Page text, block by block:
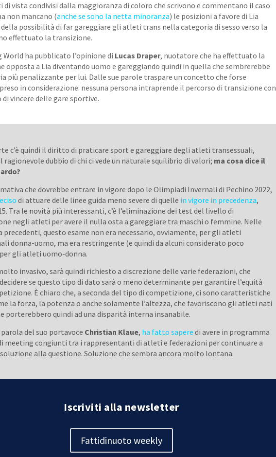
di vista condivisi dalla maggioranza di coloro che scrivono e commentano il caso
non mancano (anche se sono la netta minoranza) le posizioni a favore di Lia
della possibilità di far gareggiare gli atleti trans nella categoria di sesso verso la
effettuato la transizione.
World ha pubblicato l’opinione di Lucas Draper, nuotatore che ha effettuato la
opposta a Lia diventando uomo e gareggiando quindi in quella che sembrerebbe
più penalizzante per lui. Dalle sue parole traspare un concetto che forse
in considerazione: nessuna persona intraprende il percorso di transizione con
di vincere delle gare sportive.
c’è quindi il diritto di praticare sport e gareggiare degli atleti transessuali,
ragionevole dubbio di chi ci vede un naturale squilibrio di valori; ma cosa dice il
che dovrebbe entrare in vigore dopo le Olimpiadi Invernali di Pechino 2022,
di attuare delle linee guida meno severe di quelle in vigore in precedenza,
Tra le novità più interessanti, c’è l’eliminazione dei test del livello di
negli atleti per avere il nulla osta a gareggiare tra maschi o femmine. Nelle
precedenti, questo esame non era necessario, ovviamente, per gli atleti
donna-uomo, ma era restringente (e quindi da alcuni considerato poco
gli atleti uomo-donna.
invasivo, sarà quindi richiesto a discrezione delle varie federazioni, che
se questo tipo di dato sarà o meno determinante per garantire l’equità
È chiaro che, a seconda del tipo di competizione, ci sono caratteristiche
la forza, la potenza o anche solamente l’altezza, che favoriscono gli atleti nati
porterebbero quindi ad una disparità interna insanabile.
parola del suo portavoce Christian Klaue, ha fatto sapere di avere in programma
meeting congiunti tra i rappresentanti di atleti e federazioni per continuare a
alla questione. Soluzione che sembra ancora molto lontana.
Iscriviti alla newsletter
Fattidinuoto weekly